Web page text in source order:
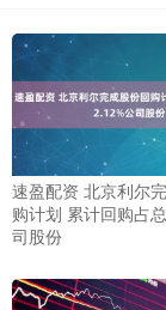
速盈配资 北京利尔
购计划 累计回购占
司股份